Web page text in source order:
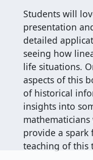
Students will
presentation
detailed
seeing how
life situations.
aspects of this
of historical
insights into
provide a spark
teaching of this